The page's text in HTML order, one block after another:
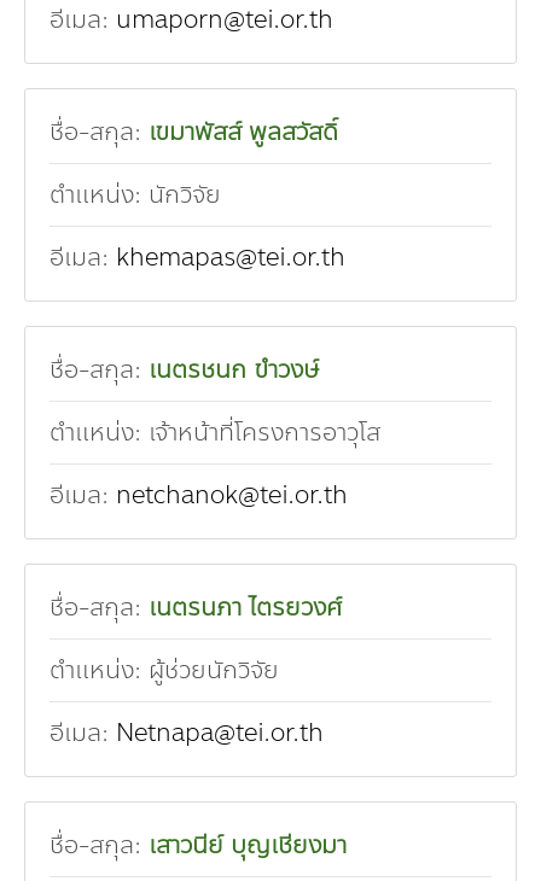
อีเมล: umaporn@tei.or.th
ชื่อ-สกุล: เขมาพัสส์ พูลสวัสดิ์
ตำแหน่ง: นักวิจัย
อีเมล: khemapas@tei.or.th
ชื่อ-สกุล: เนตรชนก ขำวงษ์
ตำแหน่ง: เจ้าหน้าที่โครงการอาวุโส
อีเมล: netchanok@tei.or.th
ชื่อ-สกุล: เนตรนภา ไตรยวงศ์
ตำแหน่ง: ผู้ช่วยนักวิจัย
อีเมล: Netnapa@tei.or.th
ชื่อ-สกุล: เสาวนีย์ บุญเชียงมา